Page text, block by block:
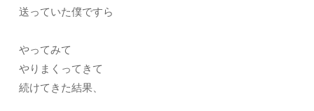
送っていた僕ですら
やってみて
やりまくってきて
続けてきた結果、